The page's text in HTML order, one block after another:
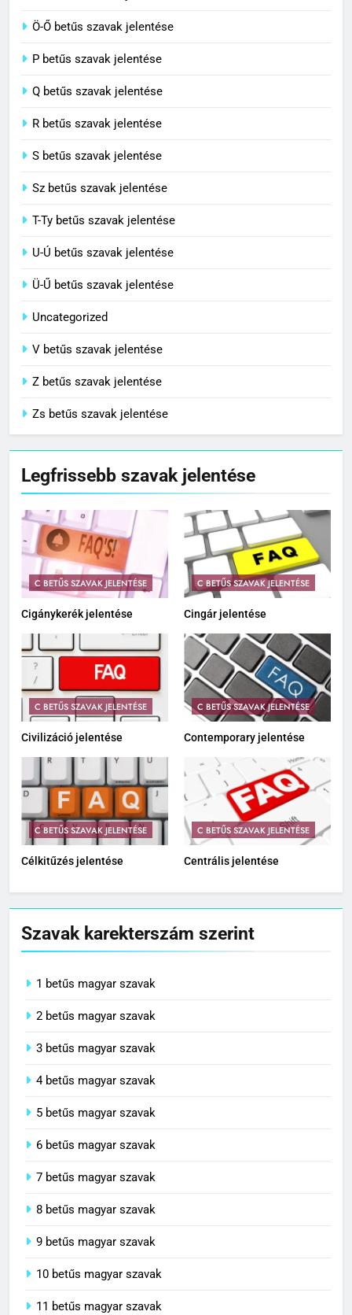
8
Centenárium jelentése
Ö-Ő betűs szavak jelentése
P betűs szavak jelentése
Q betűs szavak jelentése
R betűs szavak jelentése
S betűs szavak jelentése
Sz betűs szavak jelentése
T-Ty betűs szavak jelentése
U-Ú betűs szavak jelentése
Ü-Ű betűs szavak jelentése
Uncategorized
V betűs szavak jelentése
Z betűs szavak jelentése
Zs betűs szavak jelentése
Legfrissebb szavak jelentése
C BETŰS SZAVAK JELENTÉSE
Cigánykerék jelentése
C BETŰS SZAVAK JELENTÉSE
Cingár jelentése
C BETŰS SZAVAK JELENTÉSE
Civilizáció jelentése
C BETŰS SZAVAK JELENTÉSE
Contemporary jelentése
C BETŰS SZAVAK JELENTÉSE
Célkitűzés jelentése
C BETŰS SZAVAK JELENTÉSE
Centrális jelentése
Szavak karekterszám szerint
1 betűs magyar szavak
2 betűs magyar szavak
3 betűs magyar szavak
4 betűs magyar szavak
5 betűs magyar szavak
6 betűs magyar szavak
7 betűs magyar szavak
8 betűs magyar szavak
9 betűs magyar szavak
10 betűs magyar szavak
11 betűs magyar szavak